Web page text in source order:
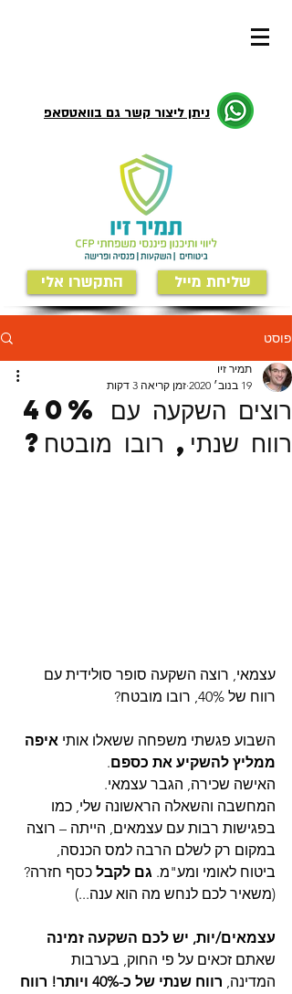
ניתן ליצור קשר גם בוואטסאפ
התקשרו אלי שליחת מייל
פוסט
רוצים השקעה עם 40%
רווח שנתי, רובו מובטח?
תמיר זיו
19 בנוב׳ 2020
זמן קריאה 3 דקות
עצמאי, רוצה השקעה סופר סולידית עם
רווח של 40%, רובו מובטח?
השבוע פגשתי משפחה ששאלו אותי איפה
ממליץ להשקיע את כספם.
האישה שכירה, הגבר עצמאי.
המחשבה והשאלה הראשונה שלי, כמו
בפגישות רבות עם עצמאים, הייתה – רוצה
במקום רק לשלם הרבה למס הכנסה,
ביטוח לאומי ומע"מ. גם לקבל כסף חזרה?
(משאיר לכם לנחש מה הוא ענה...)
עצמאים/יות, יש לכם השקעה זמינה
שאתם זכאים על פי החוק, בערבות
המדינה,
רווח שנתי של כ-40% ויותר! רווח